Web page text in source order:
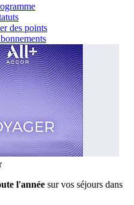
des points
l'année sur vos séjours dans